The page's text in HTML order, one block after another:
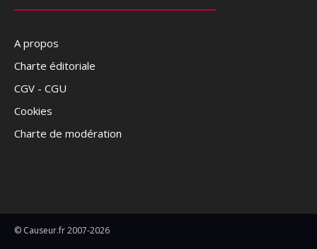
A propos
Charte éditoriale
CGV - CGU
Cookies
Charte de modération
© Causeur.fr 2007-2026